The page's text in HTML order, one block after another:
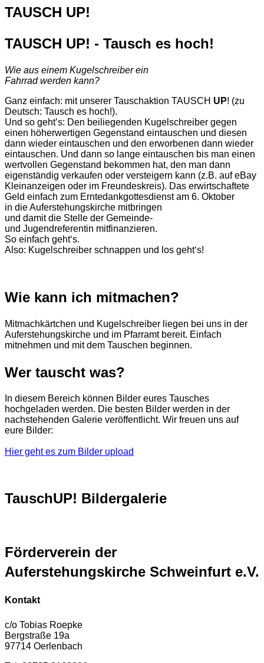
TAUSCH UP!
TAUSCH UP! - Tausch es hoch!
Wie aus einem Kugelschreiber ein
Fahrrad werden kann?
Ganz einfach: mit unserer Tauschaktion TAUSCH UP! (zu
Deutsch: Tausch es hoch!).
Und so geht’s: Den beiliegenden Kugelschreiber gegen
einen höherwertigen Gegenstand eintauschen und diesen
dann wieder eintauschen und den erworbenen dann wieder
eintauschen. Und dann so lange eintauschen bis man einen
wertvollen Gegenstand bekommen hat, den man dann
eigenständig verkaufen oder versteigern kann (z.B. auf eBay
Kleinanzeigen oder im Freundeskreis). Das erwirtschaftete
Geld einfach zum Erntedankgottesdienst am 6. Oktober
in die Auferstehungskirche mitbringen
und damit die Stelle der Gemeinde-
und Jugendreferentin mitfinanzieren.
So einfach geht‘s.
Also: Kugelschreiber schnappen und los geht‘s!
Wie kann ich mitmachen?
Mitmachkärtchen und Kugelschreiber liegen bei uns in der
Auferstehungskirche und im Pfarramt bereit. Einfach
mitnehmen und mit dem Tauschen beginnen.
Wer tauscht was?
In diesem Bereich können Bilder eures Tausches
hochgeladen werden. Die besten Bilder werden in der
nachstehenden Galerie veröffentlicht. Wir freuen uns auf
eure Bilder:
Hier geht es zum Bilder upload
TauschUP! Bildergalerie
Förderverein der
Auferstehungskirche Schweinfurt e.V.
Kontakt
c/o Tobias Roepke
Bergstraße 19a
97714 Oerlenbach